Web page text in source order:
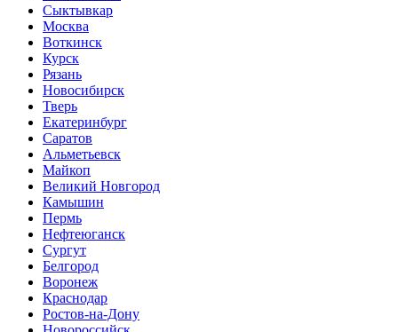
Сыктывкар
Москва
Воткинск
Курск
Рязань
Новосибирск
Тверь
Екатеринбург
Саратов
Альметьевск
Майкоп
Великий Новгород
Камышин
Пермь
Нефтеюганск
Сургут
Белгород
Воронеж
Краснодар
Ростов-на-Дону